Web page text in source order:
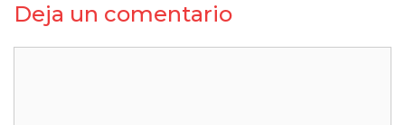
Deja un comentario